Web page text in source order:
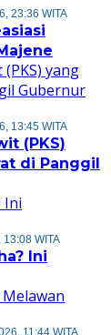
23:36 WITA
13:45 WITA
(PKS)
di Panggil
WITA
Ini
11:44 WITA